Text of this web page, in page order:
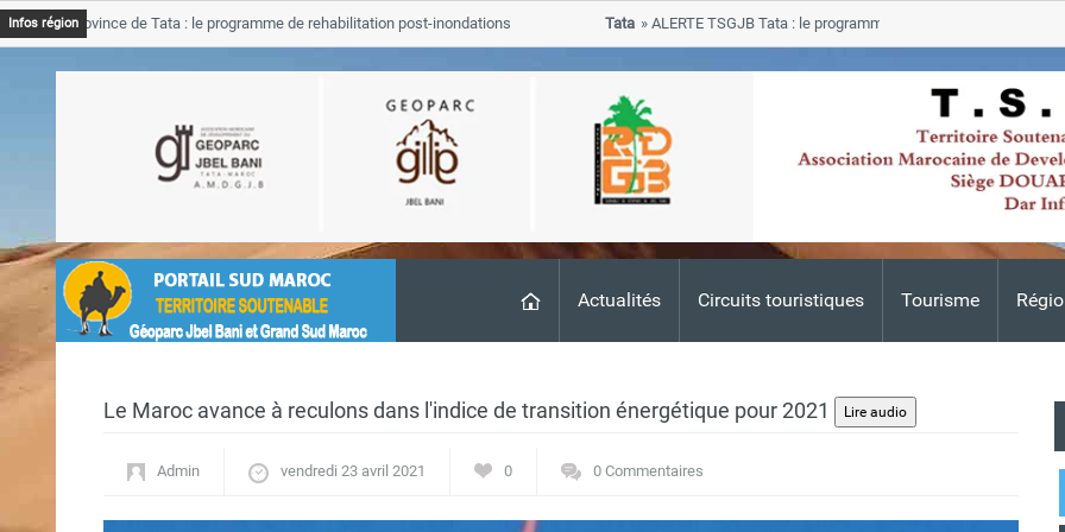
Actualités Circuits touristiques Tourisme
Infos région
Province de Tata : le programme de rehabilitation post-inondations
ALERTE TSGJB Tata : le programme de rehabilitation post-
progresse dans les zones sinistrees
Le Maroc avance à reculons dans l'indice de transition énergétique pour 2021
Admin vendredi 23 avril 2021 0 0 Commentaires